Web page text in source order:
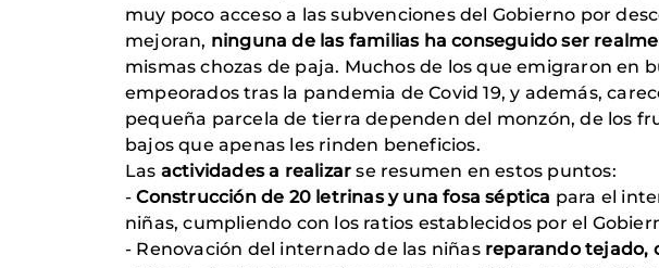
muy poco acceso a las subvenciones del Gobierno por
mejoran, ninguna de las familias ha conseguido ser
mismas chozas de paja. Muchos de los que emigraron
empeorados tras la pandemia de Covid 19, y además,
pequeña parcela de tierra dependen del monzón, de los
bajos que apenas les rinden beneficios.
Las actividades a realizar se resumen en estos puntos:
-Construcción de 20 letrinas y una fosa séptica para el
niñas, cumpliendo con los ratios establecidos por el
- Renovación del internado de las niñas reparando tejado,